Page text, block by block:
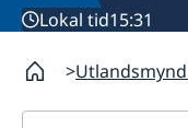
Lokal tid15:31